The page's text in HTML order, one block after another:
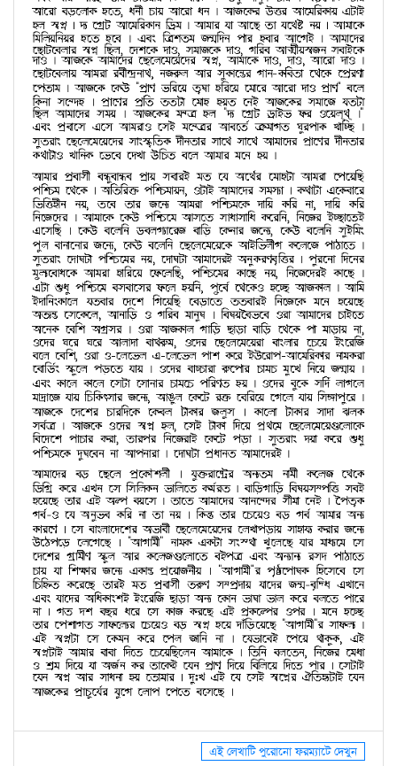
এই লেখাটি পুরোনো ফরম্যাটে দেখুন